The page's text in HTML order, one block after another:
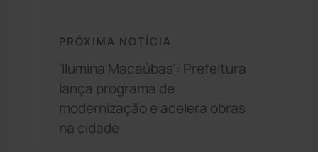
PRÓXIMA NOTÍCIA
'Ilumina Macaúbas': Prefeitura
lança programa de
modernização e acelera obras
na cidade